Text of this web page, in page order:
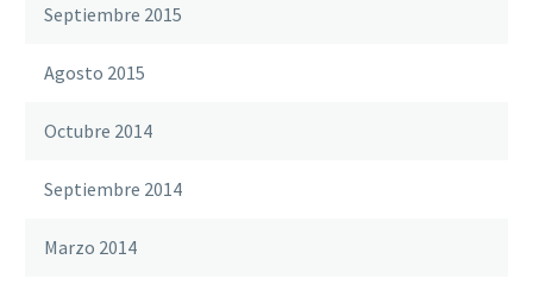
Septiembre 2015
Agosto 2015
Octubre 2014
Septiembre 2014
Marzo 2014